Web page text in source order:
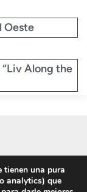
Oeste
Along the
tienen una pura
analytics) que